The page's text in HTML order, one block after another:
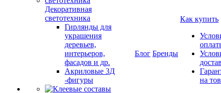
Декоративная
светотехника
Гирлянды для
украшения
деревьев,
интерьеров,
фасадов и др.
Акриловые 3Д
-фигуры
Блог Бренды
Как купить
на